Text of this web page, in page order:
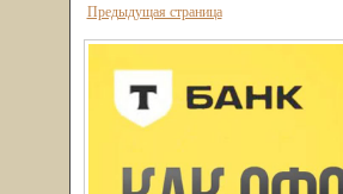
Предыдущая страница